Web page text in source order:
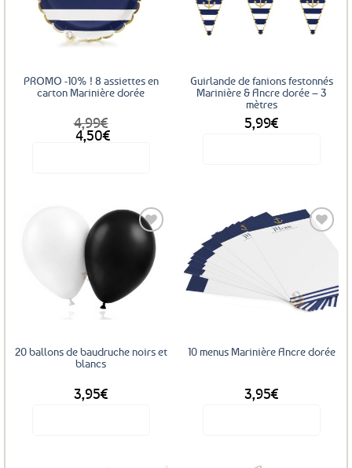
aux
favoris
PROMO -10% ! 8 assiettes en
carton Marinière dorée
4,99€
Le
prix
4,50€
Le
prix
aux
favoris
Guirlande de fanions festonnés
Marinière & Ancre dorée – 3
mètres
5,99€
Ajouter
aux
favoris
20 ballons de baudruche noirs et
blancs
3,95€
favoris
10 menus Marinière Ancre dorée
3,95€